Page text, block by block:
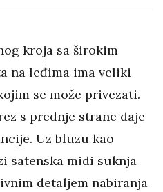
kroja sa širokim
na leđima ima veliki
se može privezati.
s prednje strane daje
Uz bluzu kao
satenska midi suknja
detaljem nabiranja